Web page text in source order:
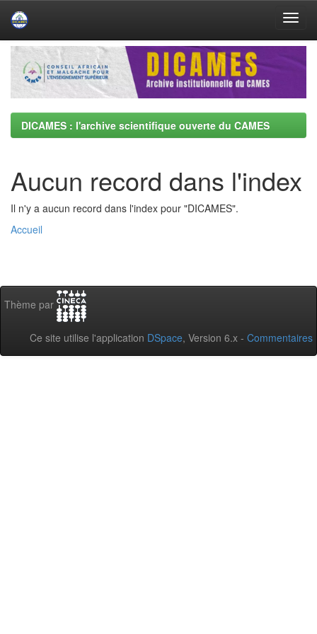
Skip
navigation
DICAMES : l'archive scientifique ouverte du CAMES
Aucun record dans l'index
Il n'y a aucun record dans l'index pour "DICAMES".
Accueil
Thème par
Ce site utilise l'application DSpace, Version 6.x - Commentaires